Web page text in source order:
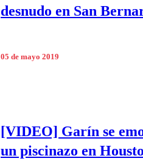
desnudo en San
05 de mayo 2019
[VIDEO] Garín se
un piscinazo en